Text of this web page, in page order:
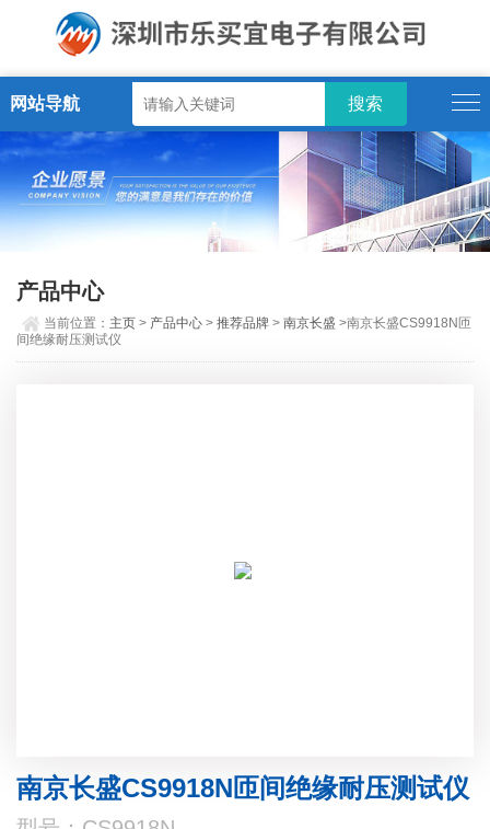
网站导航
产品中心
当前位置： 主页 > 产品中心 >推荐品牌 >南京长盛 >南京长盛CS9918N匝
间绝缘耐压测试仪
南京长盛CS9918N匝间绝缘耐压测试仪